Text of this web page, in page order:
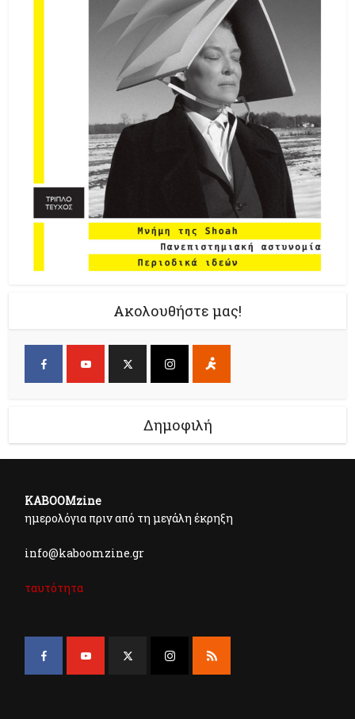
Ακολουθήστε μας!
Δημοφιλή
KABOOMzine
ημερολόγια πριν από τη μεγάλη έκρηξη
info@kaboomzine.gr
ταυτότητα